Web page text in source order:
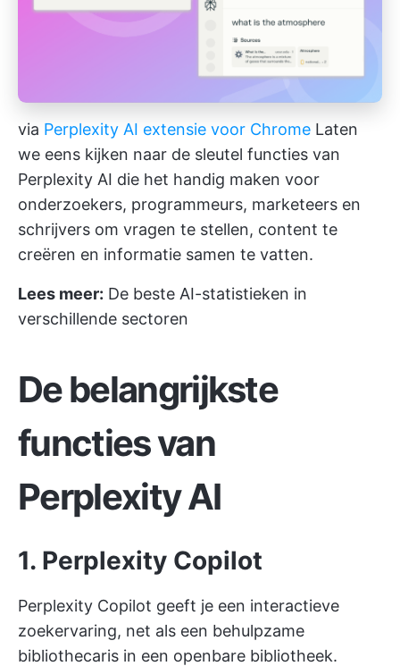
via Perplexity AI extensie voor Chrome Laten
we eens kijken naar de sleutel functies van
Perplexity AI die het handig maken voor
onderzoekers, programmeurs, marketeers en
schrijvers om vragen te stellen, content te
creëren en informatie samen te vatten.
Lees meer: De beste AI-statistieken in
verschillende sectoren
De belangrijkste
functies van
Perplexity AI
1. Perplexity Copilot
Perplexity Copilot geeft je een interactieve
zoekervaring, net als een behulpzame
bibliothecaris in een openbare bibliotheek.